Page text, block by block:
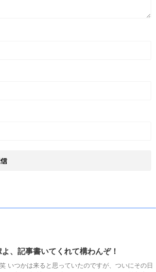
、記事書いてくれて構わんぞ！
いつかは来ると思っていたのですが、ついにその日